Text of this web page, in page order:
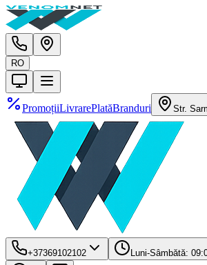
RO
PromoțiiLivrarePlatăBranduri Str.
+37369102102 Luni-Sâmbătă: